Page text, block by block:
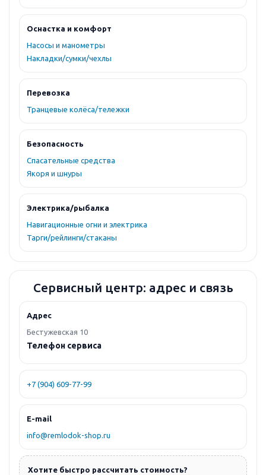
Оснастка и комфорт
Насосы и манометры
Накладки/сумки/чехлы
Перевозка
Транцевые колёса/тележки
Безопасность
Спасательные средства
Якоря и шнуры
Электрика/рыбалка
Навигационные огни и электрика
Тарги/рейлинги/стаканы
Сервисный центр: адрес и связь
Адрес
Бестужевская 10
Телефон сервиса
+7 (904) 609-77-99
E-mail
info@remlodok-shop.ru
Хотите быстро рассчитать стоимость?